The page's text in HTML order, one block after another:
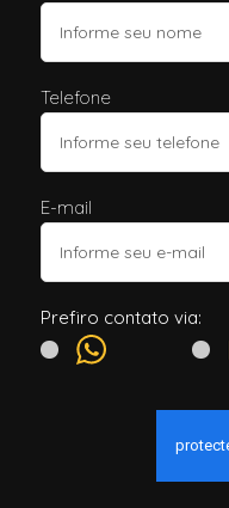
Telefone
E-mail
Prefiro contato via: